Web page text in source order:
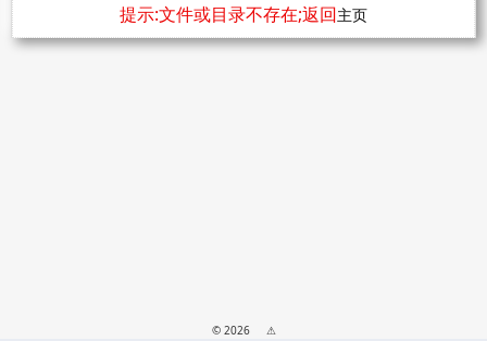
提示:文件或目录不存在;返回主页
© 2026 ⚠